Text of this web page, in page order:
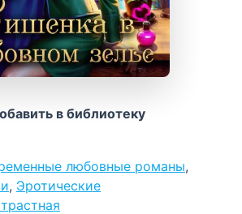
в библиотеку
любовные романы,
, Эротические